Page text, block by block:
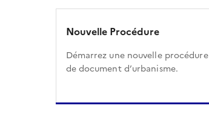
Nouvelle Procédure
Démarrez une nouvelle procédure
de document d’urbanisme.